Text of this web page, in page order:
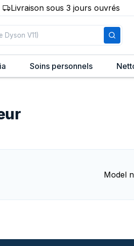
Livraison sous 3 jours ouvrés
Soins personnels
Model